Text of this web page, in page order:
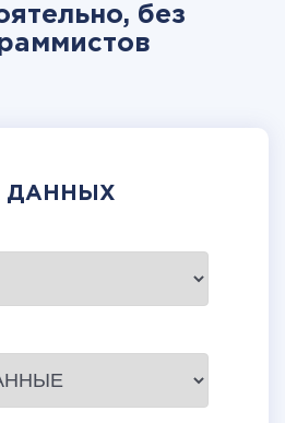
без
ДАННЫХ